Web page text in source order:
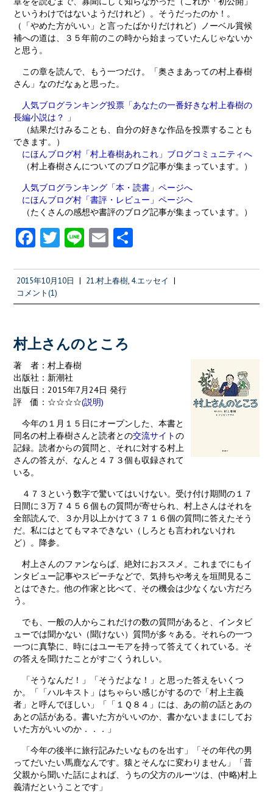
というわけではないようだけれど）。そうだったのか！。
（「やめた方がいい」と言ったばかりだけれど）ノーベル賞候
補への道は、３５年前のこの時から始まっていたんじゃないか
と思う。
この章を読んで、もう一つだけ。「奥さまあっての村上春樹
さん」なのだなぁと思った。
人気ブログランキング投票「あなたの一番好きな村上春樹の
長編小説は？ 」
（結果だけみることも、自分の好きな作品を投票することも
できます。）
にほんブログ村「村上春樹あれこれ」ブログコミュニティへ
（村上春樹さんについてのブログ記事が集まっています。）
人気ブログランキング「本・読書」ページへ
にほんブログ村「書評・レビュー」ページへ
（たくさんの感想や書評のブログ記事が集まっています。）
Fa
b
o
k
T
itt
Li
e
E
ai
2015年10月10日 | 21.村上春樹, 4.エッセイ |
コメント(1)
村上さんのところ
著 者：村上春樹
出版社：新潮社
出版日：2015年7月24日 発行
評 価：☆☆☆☆(説明)
今年の１月１５日にオープンした、本書と
同名の村上春樹さんと読者との交流サイトの
記録。読者からの質問と、それに対する村上
さんの答えが、なんと４７３個も収録されて
いる。
４７３という数字で驚いてはいけない。受け付け期間の１７
日間に３万７４５６個もの質問が寄せられ、村上さんはそれを
全部読んで、３か月以上かけて３７１６個の質問に答えたそう
だ。私にはとてもマネできない（しろとも言われないけれ
ど）。降参。
村上さんのファンならば、絶対におススメ。これまでにもイ
ンタビュー記事やスピーチなどで、気持ちや考えを垣間見るこ
とはできた。他の作家と比べて、その機会は少なくない方だろ
う。
でも、一般の人からこれだけの数の質問があると、インタビ
ューでは聞かない（聞けない）質問が多々ある。それらの一つ
一つに真摯に、時にはユーモアを持って答えてくれている。そ
の答えを聞けたことがすごくうれしい。
「そうなんだ！」「そうだよな！」と思った答えをいくつ
か。「「ハルキスト」はちゃらい感じがするので「村上主義
者」と呼んでほしい」「「１Ｑ８４」には、あの前の話とあの
あとの話がある。書いた方がいいのか、書かないままにしてお
いた方がいいのか．．．」
「今年の後半に旅行記みたいなものを出す」「その年代の男
ってだいたい馬鹿なんです。猿とそんなに変わりません」「昔
父親から聞いた話によれば、うちの父方のルーツは、(中略)村上
義清だということです」